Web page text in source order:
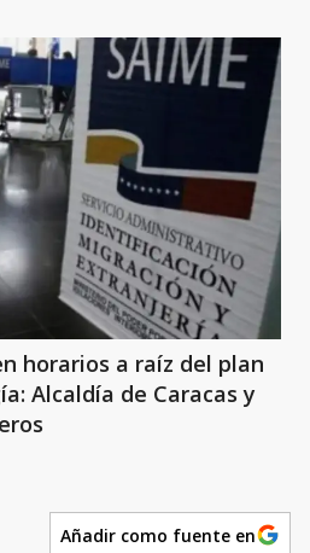
horarios a raíz del plan
Alcaldía de Caracas y
Añadir como fuente en